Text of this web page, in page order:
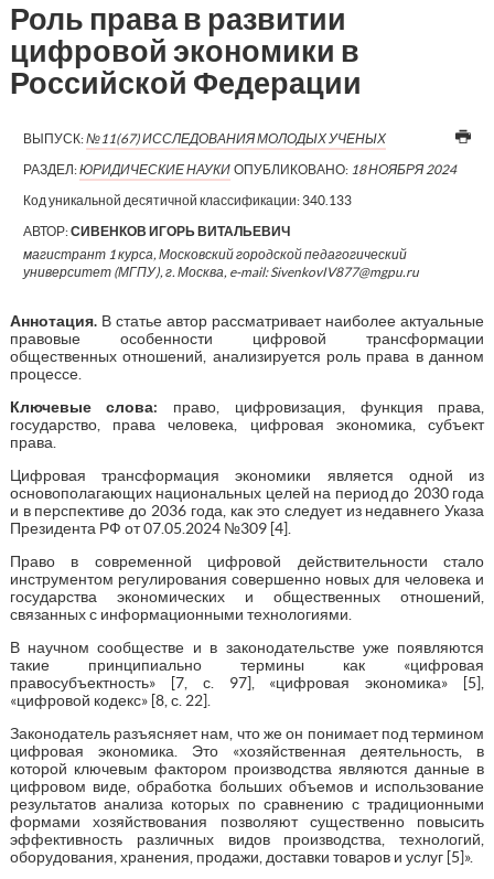
Роль права в развитии
цифровой экономики в
Российской Федерации
ВЫПУСК:№11(67) ИССЛЕДОВАНИЯ МОЛОДЫХ УЧЕНЫХ
РАЗДЕЛ:ЮРИДИЧЕСКИЕ НАУКИ ОПУБЛИКОВАНО: 18 НОЯБРЯ 2024
Код уникальной десятичной классификации: 340.133
АВТОР:СИВЕНКОВ ИГОРЬ ВИТАЛЬЕВИЧ
магистрант 1 курса, Московский городской педагогический
университет (МГПУ), г. Москва, e-mail: SivenkovIV877@mgpu.ru
Аннотация.В статье автор рассматривает наиболее актуальные
правовые особенности цифровой трансформации
общественных отношений, анализируется роль права в данном
процессе.
Ключевые слова: право, цифровизация, функция права,
государство, права человека, цифровая экономика, субъект
права.
Цифровая трансформация экономики является одной из
основополагающих национальных целей на период до 2030 года
и в перспективе до 2036 года, как это следует из недавнего Указа
Президента РФ от 07.05.2024 №309 [4].
Право в современной цифровой действительности стало
инструментом регулирования совершенно новых для человека и
государства экономических и общественных отношений,
связанных с информационными технологиями.
В научном сообществе и в законодательстве уже появляются
такие принципиально термины как «цифровая
правосубъектность» [7, с. 97], «цифровая экономика» [5],
«цифровой кодекс» [8, с. 22].
Законодатель разъясняет нам, что же он понимает под термином
цифровая экономика. Это «хозяйственная деятельность, в
которой ключевым фактором производства являются данные в
цифровом виде, обработка больших объемов и использование
результатов анализа которых по сравнению с традиционными
формами хозяйствования позволяют существенно повысить
эффективность различных видов производства, технологий,
оборудования, хранения, продажи, доставки товаров и услуг [5]».